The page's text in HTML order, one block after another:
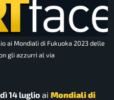
ai Mondiali di Fukuoka 2023 delle
gli azzurri al via
14 luglio ai Mondiali di